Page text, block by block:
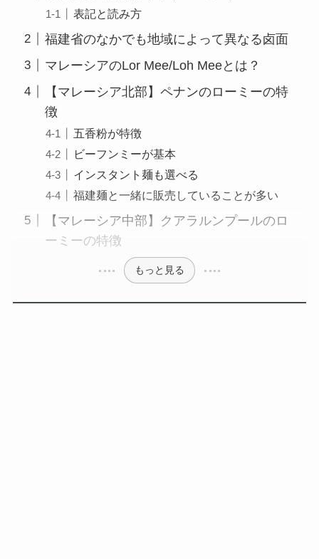
表記と読み方
福建省のなかでも地域によって異なる卤面
マレーシアのLor Mee/Loh Meeとは？
【マレーシア北部】ペナンのローミーの特
徴
五香粉が特徴
ビーフンミーが基本
インスタント麺も選べる
福建麺と一緒に販売していることが多い
【マレーシア中部】クアラルンプールのロ
ーミーの特徴
もっと見る